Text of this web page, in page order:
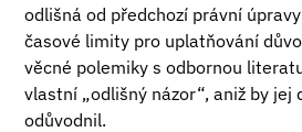
odlišná od předchozí právní
časové limity pro uplatňování
věcné polemiky s odbornou
vlastní „odlišný názor“, aniž by jej
odůvodnil.